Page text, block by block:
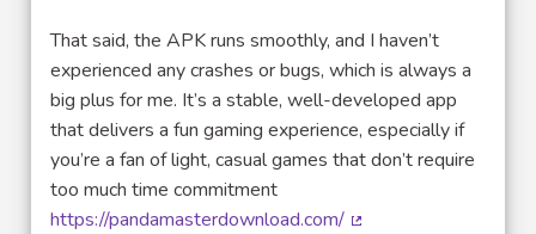
That said, the APK runs smoothly, and I haven’t
experienced any crashes or bugs, which is always a
big plus for me. It’s a stable, well-developed app
that delivers a fun gaming experience, especially if
you’re a fan of light, casual games that don’t require
too much time commitment
https://pandamasterdownload.com/